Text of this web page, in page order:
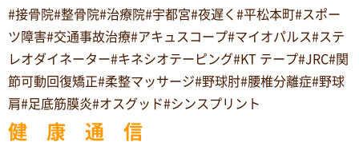
#接骨院#整骨院#治療院#宇都宮#夜遅く#平松本町#スポー
ツ障害#交通事故治療#アキュスコープ#マイオパルス#ステ
レオダイネーター#キネシオテーピング#KT テープ#JRC#関
節可動回復矯正#柔整マッサージ#野球肘#腰椎分離症#野球
肩#足底筋膜炎#オスグッド#シンスプリント
健 康 通 信